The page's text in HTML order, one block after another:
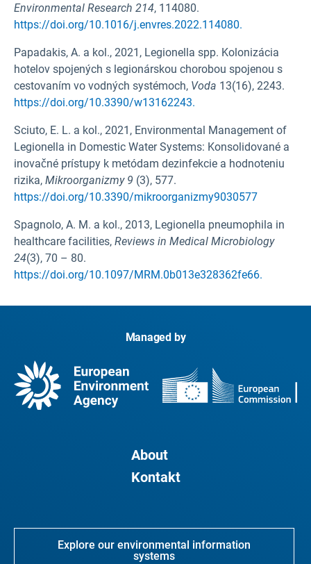
Environmental Research 214, 114080.
https://doi.org/10.1016/j.envres.2022.114080.
Papadakis, A. a kol., 2021, Legionella spp. Kolonizácia
hotelov spojených s legionárskou chorobou spojenou s
cestovaním vo vodných systémoch, Voda 13(16), 2243.
https://doi.org/10.3390/w13162243.
Sciuto, E. L. a kol., 2021, Environmental Management of
Legionella in Domestic Water Systems: Konsolidované a
inovačné prístupy k metódam dezinfekcie a hodnoteniu
rizika, Mikroorganizmy 9 (3), 577.
https://doi.org/10.3390/mikroorganizmy9030577
Spagnolo, A. M. a kol., 2013, Legionella pneumophila in
healthcare facilities, Reviews in Medical Microbiology
24(3), 70 – 80.
https://doi.org/10.1097/MRM.0b013e328362fe66.
Managed by
About
Kontakt
Explore our environmental information
systems